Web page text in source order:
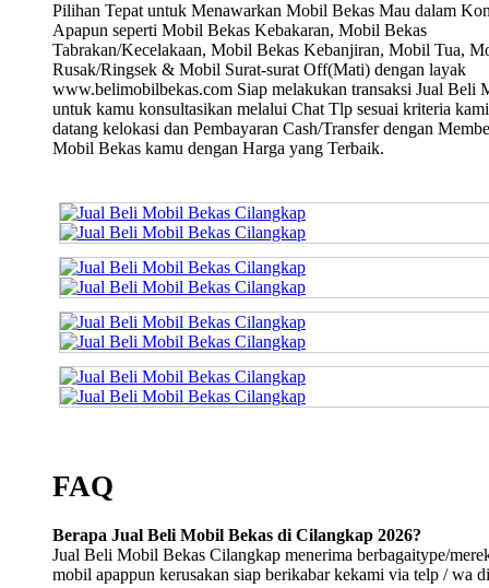
Pilihan Tepat untuk Menawarkan Mobil Bekas Mau dalam
Apapun seperti Mobil Bekas Kebakaran, Mobil Bekas
Tabrakan/Kecelakaan, Mobil Bekas Kebanjiran, Mobil Tua,
Rusak/Ringsek & Mobil Surat-surat Off(Mati) dengan layak
www.belimobilbekas.com Siap melakukan transaksi Jual Beli
untuk kamu konsultasikan melalui Chat Tlp sesuai kriteria
datang kelokasi dan Pembayaran Cash/Transfer dengan
Mobil Bekas kamu dengan Harga yang Terbaik.
FAQ
Berapa Jual Beli Mobil Bekas di Cilangkap 2026?
Jual Beli Mobil Bekas Cilangkap menerima berbagaitype/
mobil apappun kerusakan siap berikabar kekami via telp / wa di